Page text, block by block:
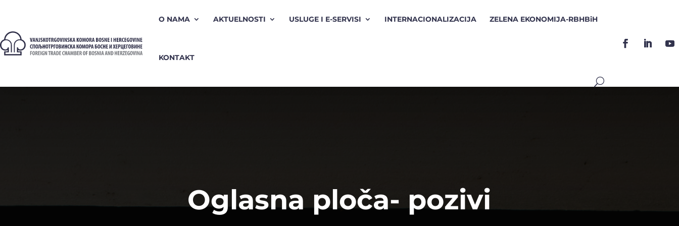
O NAMA AKTUELNOSTI USLUGE I E-SERVISI INTERNACIONALIZACIJA ZELENA EKONOMIJA-RBHBiH
KONTAKT
Oglasna ploča- pozivi